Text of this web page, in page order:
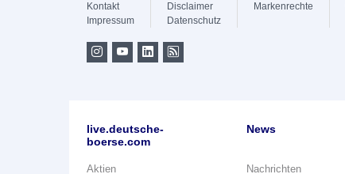
Kontakt
Impressum
Disclaimer
Datenschutz
Markenrechte
live.deutsche-
boerse.com
Aktien
News
Nachrichten